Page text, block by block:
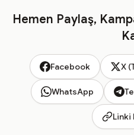
Hemen Paylaş,
Facebook X
WhatsApp
Linki